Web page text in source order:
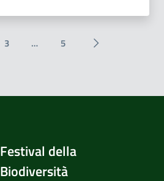
3 … 5
Festival della
Biodiversità